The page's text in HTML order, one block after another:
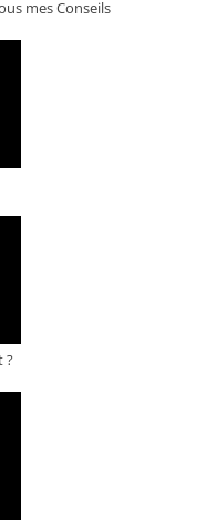
mes Conseils
?